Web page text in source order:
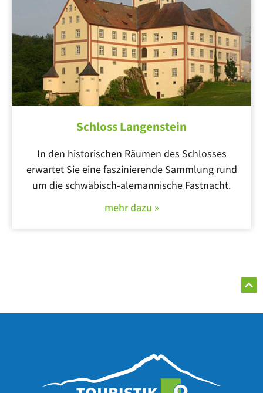
Schloss Langenstein
In den historischen Räumen des Schlosses
erwartet Sie eine faszinierende Sammlung rund
um die schwäbisch-alemannische Fastnacht.
mehr dazu »